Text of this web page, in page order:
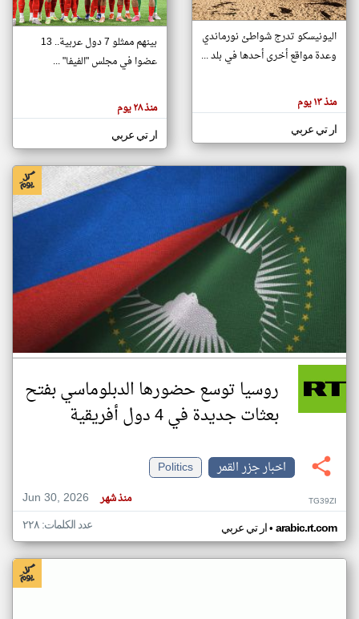
تغيير الدولة
اخبار جزر القمر على مدار الساعة
أهم اخبار جزر القمر العاجلة والمباشرة
هنا عن
وجهة
كاتبيها.
اليونيسكو تدرج شواطئ نورماندي
وعدة مواقع أخرى أحدها في بلد ...
منذ ١٣ يوم
ار تي عربي
بينهم ممثلو 7 دول عربية.. 13
عضوا في مجلس "الفيفا" ...
منذ ٢٨ يوم
ار تي عربي
روسيا توسع حضورها الدبلوماسي بفتح
بعثات جديدة في 4 دول أفريقية
اخبار جزر القمر
Politics
Jun 30, 2026
منذ شهر TG39ZI
ار تي عربي• arabic.rt.com عدد الكلمات: ٢٢٨
klyoum.com